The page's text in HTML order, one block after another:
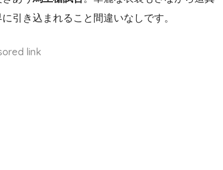
引き込まれること間違いなしです。
link